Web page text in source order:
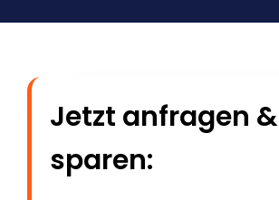
Jetzt anfragen &
sparen: